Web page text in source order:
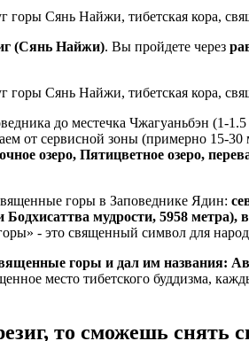
(Сянь Найжи). Вы пройдете через
до местечка Чжагуаньбэн (1-
от сервисной зоны (примерно 15-
озеро, Пятицветное озеро,
горы в Заповеднике Ядин:
мудрости, 5958 метра),
- это священный символ для
горы и дал им названия:
место тибетского буддизма,
то сможешь снять